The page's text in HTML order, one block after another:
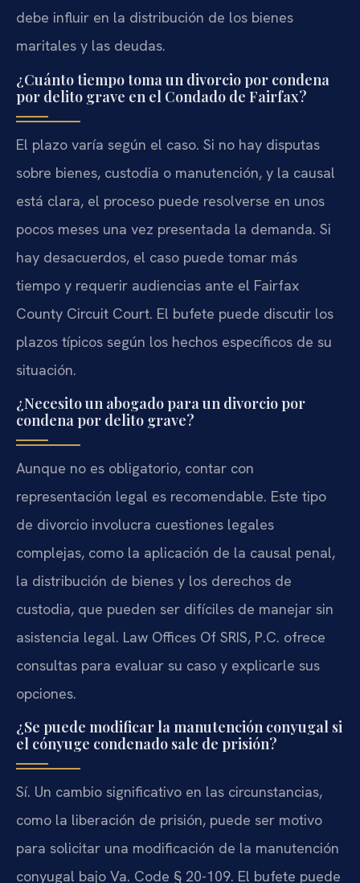
debe influir en la distribución de los bienes
maritales y las deudas.
¿Cuánto tiempo toma un divorcio por condena
por delito grave en el Condado de Fairfax?
El plazo varía según el caso. Si no hay disputas
sobre bienes, custodia o manutención, y la causal
está clara, el proceso puede resolverse en unos
pocos meses una vez presentada la demanda. Si
hay desacuerdos, el caso puede tomar más
tiempo y requerir audiencias ante el Fairfax
County Circuit Court. El bufete puede discutir los
plazos típicos según los hechos específicos de su
situación.
¿Necesito un abogado para un divorcio por
condena por delito grave?
Aunque no es obligatorio, contar con
representación legal es recomendable. Este tipo
de divorcio involucra cuestiones legales
complejas, como la aplicación de la causal penal,
la distribución de bienes y los derechos de
custodia, que pueden ser difíciles de manejar sin
asistencia legal. Law Offices Of SRIS, P.C. ofrece
consultas para evaluar su caso y explicarle sus
opciones.
¿Se puede modificar la manutención conyugal si
el cónyuge condenado sale de prisión?
Sí. Un cambio significativo en las circunstancias,
como la liberación de prisión, puede ser motivo
para solicitar una modificación de la manutención
conyugal bajo Va. Code § 20-109. El bufete puede